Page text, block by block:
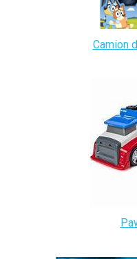
Camion